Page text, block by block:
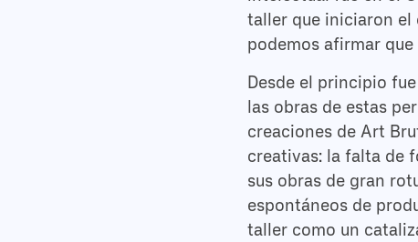
taller que iniciaron el
podemos afirmar
Desde el principio
las obras de estas
creaciones de Art
creativas: la falta de
sus obras de gran
espontáneos de
taller como un